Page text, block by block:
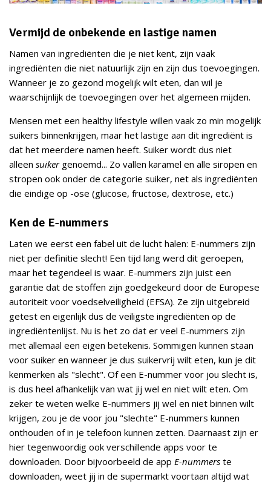
Vermijd de onbekende en lastige namen
Namen van ingrediënten die je niet kent, zijn vaak
ingrediënten die niet natuurlijk zijn en zijn dus toevoegingen.
Wanneer je zo gezond mogelijk wilt eten, dan wil je
waarschijnlijk de toevoegingen over het algemeen mijden.
Mensen met een healthy lifestyle willen vaak zo min mogelijk
suikers binnenkrijgen, maar het lastige aan dit ingrediënt is
dat het meerdere namen heeft. Suiker wordt dus niet
alleen suiker genoemd... Zo vallen karamel en alle siropen en
stropen ook onder de categorie suiker, net als ingrediënten
die eindige op -ose (glucose, fructose, dextrose, etc.)
Ken de E-nummers
Laten we eerst een fabel uit de lucht halen: E-nummers zijn
niet per definitie slecht! Een tijd lang werd dit geroepen,
maar het tegendeel is waar. E-nummers zijn juist een
garantie dat de stoffen zijn goedgekeurd door de Europese
autoriteit voor voedselveiligheid (EFSA). Ze zijn uitgebreid
getest en eigenlijk dus de veiligste ingrediënten op de
ingrediëntenlijst. Nu is het zo dat er veel E-nummers zijn
met allemaal een eigen betekenis. Sommigen kunnen staan
voor suiker en wanneer je dus suikervrij wilt eten, kun je dit
kenmerken als "slecht". Of een E-nummer voor jou slecht is,
is dus heel afhankelijk van wat jij wel en niet wilt eten. Om
zeker te weten welke E-nummers jij wel en niet binnen wilt
krijgen, zou je de voor jou "slechte" E-nummers kunnen
onthouden of in je telefoon kunnen zetten. Daarnaast zijn er
hier tegenwoordig ook verschillende apps voor te
downloaden. Door bijvoorbeeld de app E-nummers te
downloaden, weet jij in de supermarkt voortaan altijd wat